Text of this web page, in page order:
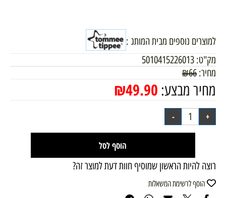
למוצרים נוספים מבית המותג :
מק"ט: 5010415226013
מחיר:
₪66
מחיר מבצע: ₪49.90
הוסף לסל
רוצה להיות הראשון שמוסיף חוות דעת למוצר זה?
הוסף לרשימת המשאלות